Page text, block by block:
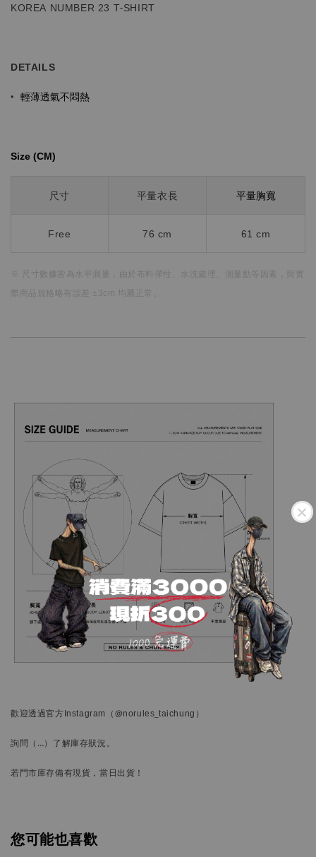
KOREA NUMBER 23 T-SHIRT
DETAILS
• 輕薄透氣不悶熱
Size (CM)⁡⁡
尺寸 平量衣長 平量胸寬
Free 76 cm 61 cm
※ 尺寸數據皆為水平測量， 由於布料彈性、水洗處理、測量點等因素，
際商品規格略有誤差 ±3cm 均屬正常。
歡迎透過官方Instagram （@norules_taichung）
詢問 （…） 了解庫存狀況。
若門市庫存備有現貨，當日出貨！
您可能也喜歡